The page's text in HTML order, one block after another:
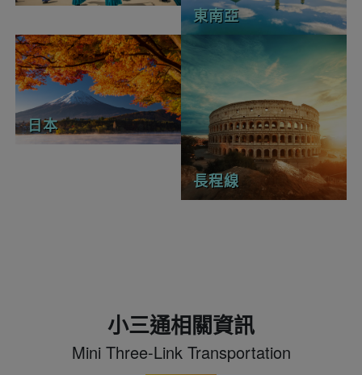
東南亞
日本
長程線
小三通相關資訊
Mini Three-Link Transportation